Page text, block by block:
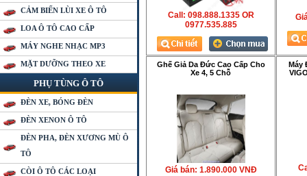
CẢM BIẾN LÙI XE Ô TÔ
LOA Ô TÔ CAO CẤP
MÁY NGHE NHẠC MP3
MẶT DƯỠNG THEO XE
PHỤ TÙNG Ô TÔ
ĐÈN XE, BÓNG ĐÈN
ĐÈN XENON Ô TÔ
ĐÈN PHA, ĐÈN XƯƠNG MÙ Ô
TÔ
CÒI Ô TÔ CÁC LOẠI
Call: 098.888.1335 OR
0977.535.885
Ghế Giả Da Đức Cao Cấp Cho
Xe 4, 5 Chỗ
Giá bán: 1.890.000 VNÐ
Máy